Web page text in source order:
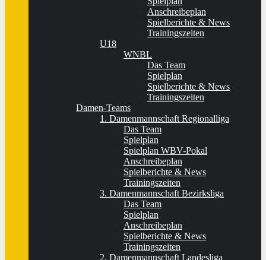
Anschreibeplan
Spielberichte & News
Trainingszeiten
U18
WNBL
Das Team
Spielplan
Spielberichte & News
Trainingszeiten
Damen-Teams
1. Damenmannschaft Regionalliga
Das Team
Spielplan
Spielplan WBV-Pokal
Anschreibeplan
Spielberichte & News
Trainingszeiten
3. Damenmannschaft Bezirksliga
Das Team
Spielplan
Anschreibeplan
Spielberichte & News
Trainingszeiten
2. Damenmannschaft Landesliga